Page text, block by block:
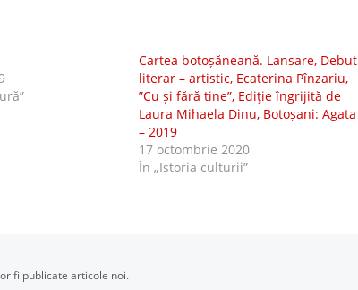
Cartea botoșăneană. Lansare, Debut
literar – artistic, Ecaterina Pînzariu,
”Cu și fără tine”, Ediţie îngrijită de
Laura Mihaela Dinu, Botoșani: Agata
– 2019
17 octombrie 2020
În „Istoria culturii”
fi publicate articole noi.